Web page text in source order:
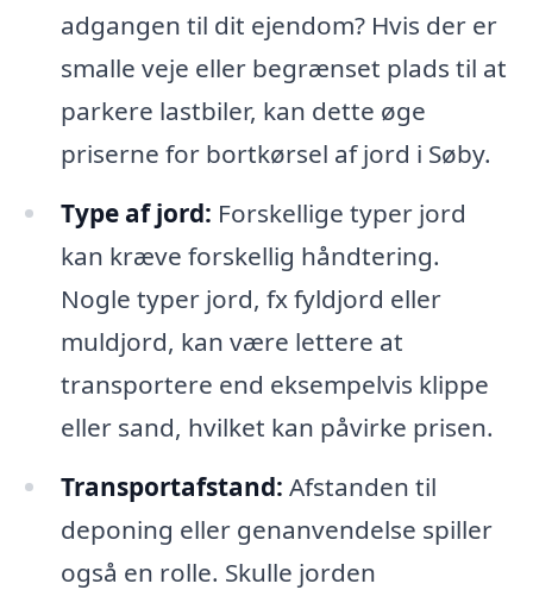
adgangen til dit ejendom? Hvis der er
smalle veje eller begrænset plads til at
parkere lastbiler, kan dette øge
priserne for bortkørsel af jord i Søby.
Type af jord: Forskellige typer jord
kan kræve forskellig håndtering.
Nogle typer jord, fx fyldjord eller
muldjord, kan være lettere at
transportere end eksempelvis klippe
eller sand, hvilket kan påvirke prisen.
Transportafstand: Afstanden til
deponing eller genanvendelse spiller
også en rolle. Skulle jorden